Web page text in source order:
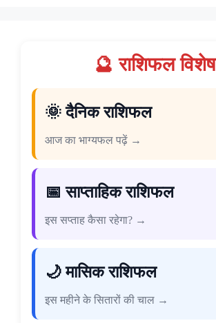
🔮 राशिफल विशेष
🌞 दैनिक राशिफल
आज का भाग्यफल पढ़ें →
📅 साप्ताहिक राशिफल
इस सप्ताह कैसा रहेगा? →
🌙 मासिक राशिफल
इस महीने के सितारों की चाल →